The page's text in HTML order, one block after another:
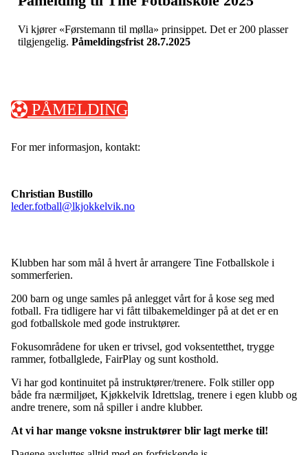
Vi kjører «Førstemann til mølla» prinsippet. Det er 200 plasser
tilgjengelig. Påmeldingsfrist 28.7.2025
PÅMELDING
For mer informasjon, kontakt:
Christian Bustillo
leder.fotball@lkjokkelvik.no
Klubben har som mål å hvert år arrangere Tine Fotballskole i
sommerferien.
200 barn og unge samles på anlegget vårt for å kose seg med
fotball. Fra tidligere har vi fått tilbakemeldinger på at det er en
god fotballskole med gode instruktører.
Fokusområdene for uken er trivsel, god voksentetthet, trygge
rammer, fotballglede, FairPlay og sunt kosthold.
Vi har god kontinuitet på instruktører/trenere. Folk stiller opp
både fra nærmiljøet, Kjøkkelvik Idrettslag, trenere i egen klubb og
andre trenere, som nå spiller i andre klubber.
At vi har mange voksne instruktører blir lagt merke til!